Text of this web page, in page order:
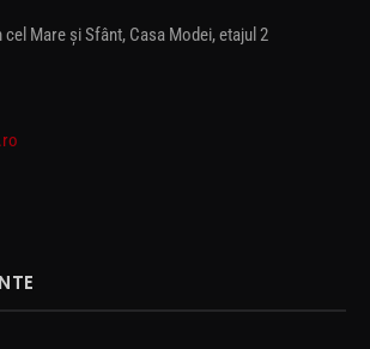
cel Mare și Sfânt, Casa Modei, etajul 2